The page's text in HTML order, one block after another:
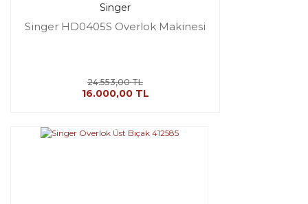
Singer
Singer HD0405S Overlok Makinesi
24.553,00 TL
16.000,00 TL